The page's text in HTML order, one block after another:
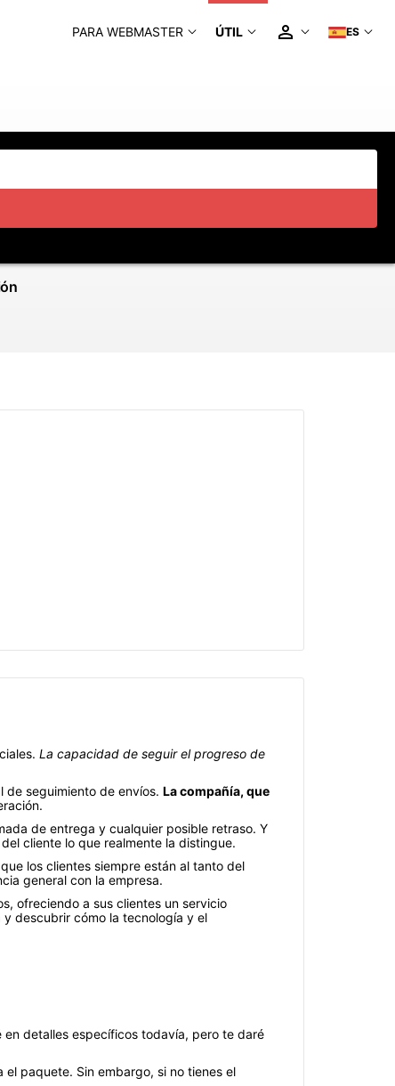
PARA WEBMASTER ÚTIL ES
La capacidad de seguir el progreso de
de seguimiento de envíos. La compañía, que
de entrega y cualquier posible retraso. Y
cliente lo que realmente la distingue.
los clientes siempre están al tanto del
general con la empresa.
ofreciendo a sus clientes un servicio
descubrir cómo la tecnología y el
en detalles específicos todavía, pero te daré
paquete. Sin embargo, si no tienes el